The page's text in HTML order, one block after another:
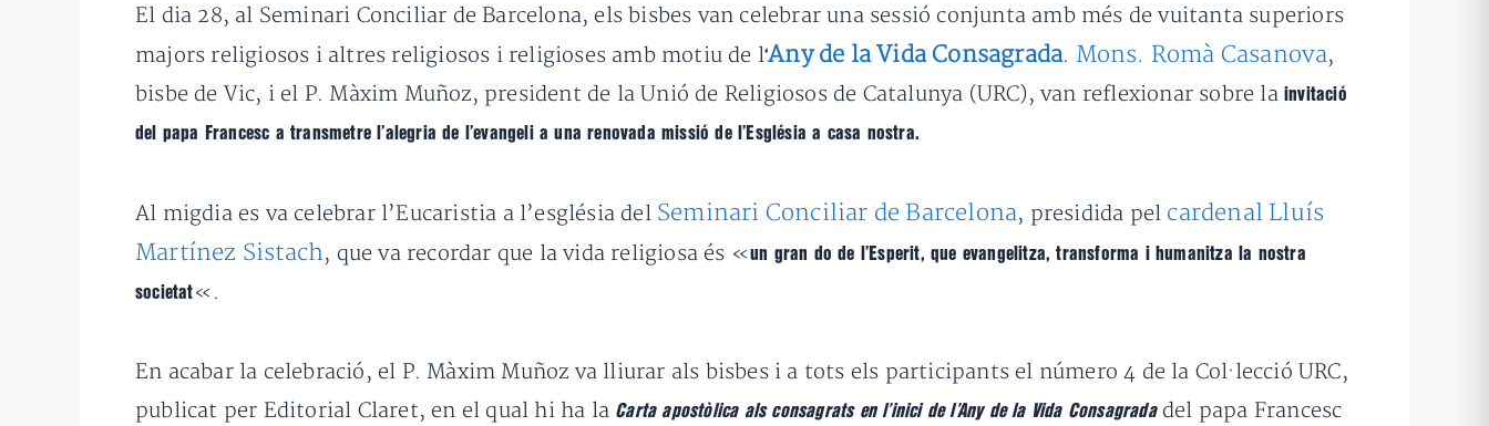
El dia 28, al Seminari Conciliar de Barcelona, els bisbes van celebrar una sessió conjunta amb més de vuitanta superiors
majors religiosos i altres religiosos i religioses amb motiu de l‘Any de la Vida Consagrada. Mons. Romà Casanova,
bisbe de Vic, i el P. Màxim Muñoz, president de la Unió de Religiosos de Catalunya (URC), van reflexionar sobre lainvitació
del papa Francesc a transmetre l’alegria de l’evangeli a una renovada missió de l’Església a casa nostra.
Al migdia es va celebrar l’Eucaristia a l’església del Seminari Conciliar de Barcelona, presidida pel cardenal Lluís
Martínez Sistach, que va recordar que la vida religiosa és «un gran do de l’Esperit, que evangelitza, transforma i humanitza la nostra
societat «.
En acabar la celebració, el P. Màxim Muñoz va lliurar als bisbes i a tots els participants el número 4 de la Col·lecció URC,
publicat per Editorial Claret, en el qual hi ha la Carta apostòlica als consagrats en l’inici de l’Any de la Vida Consagradadel papa Francesc